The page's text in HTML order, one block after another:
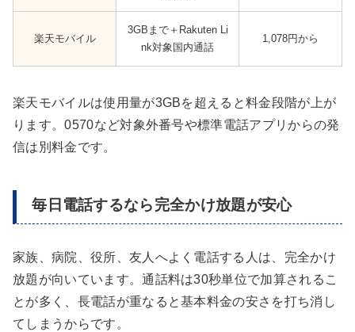
楽天モバイル
3GBまで＋Rakuten Li
nk対象国内通話
1,078円から
楽天モバイルは使用量が3GBを超えると料金段階が上が
ります。0570など対象外番号や標準電話アプリからの発
信は別料金です。
毎日電話するなら完全かけ放題が安心
家族、病院、役所、友人へよく電話する人は、完全かけ
放題が向いています。通話料は30秒単位で加算されるこ
とが多く、長電話が重なると基本料金の安さを打ち消し
てしまうからです。